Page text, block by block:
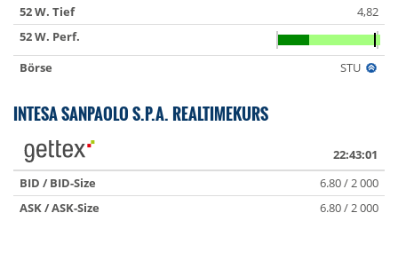
52 W. Tief
4,82
52 W. Perf.
Börse
STU
INTESA SANPAOLO S.P.A. REALTIMEKURS
22:43:01
BID / BID-Size
6.80 / 2 000
ASK / ASK-Size
6.80 / 2 000